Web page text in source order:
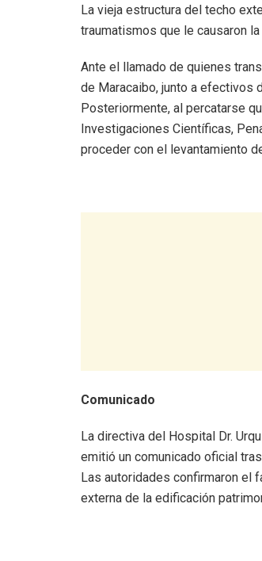
La vieja estructura del techo
traumatismos que le causaron
Ante el llamado de quienes
de Maracaibo, junto a efectivos
Posteriormente, al percatarse
Investigaciones Científicas,
proceder con el levantamiento
Comunicado
La directiva del Hospital Dr.
emitió un comunicado oficial
Las autoridades confirmaron el
externa de la edificación